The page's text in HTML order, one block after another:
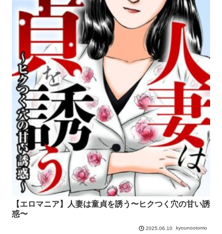
【エロマニア】人妻は童貞を誘う〜ヒクつく穴の甘い誘
惑〜
2025.06.10 kyounootomo